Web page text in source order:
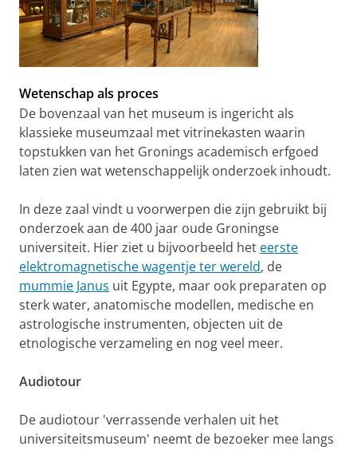
Wetenschap als proces
De bovenzaal van het museum is ingericht als
klassieke museumzaal met vitrinekasten waarin
topstukken van het Gronings academisch erfgoed
laten zien wat wetenschappelijk onderzoek inhoudt.
In deze zaal vindt u voorwerpen die zijn gebruikt bij
onderzoek aan de 400 jaar oude Groningse
universiteit. Hier ziet u bijvoorbeeld het eerste
elektromagnetische wagentje ter wereld, de
mummie Janus uit Egypte, maar ook preparaten op
sterk water, anatomische modellen, medische en
astrologische instrumenten, objecten uit de
etnologische verzameling en nog veel meer.
Audiotour
De audiotour 'verrassende verhalen uit het
universiteitsmuseum' neemt de bezoeker mee langs